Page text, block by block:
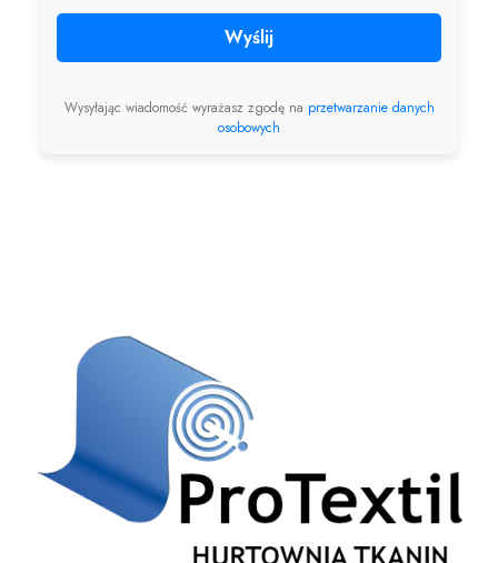
Wyślij
Wysyłając wiadomość wyrażasz zgodę na przetwarzanie danych
osobowych